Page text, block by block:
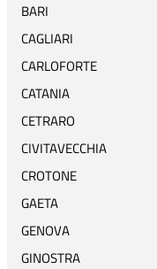
BARI
CAGLIARI
CARLOFORTE
CATANIA
CETRARO
CIVITAVECCHIA
CROTONE
GAETA
GENOVA
GINOSTRA